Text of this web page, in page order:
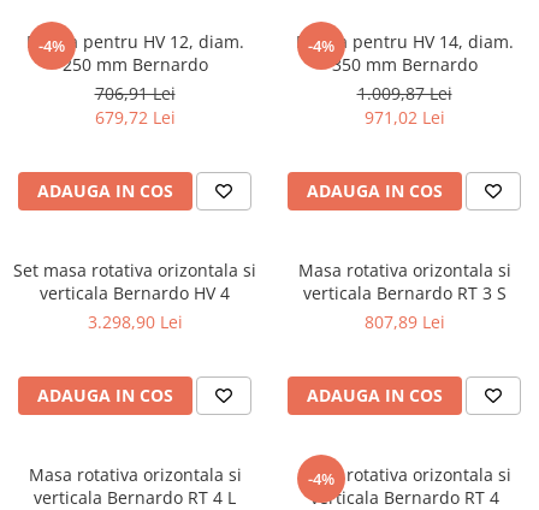
Exhaustor pentru aschii metal
Masini de gaurit cu talpa
magnetica
Lame de ferastrau cu varf din
carbura
Lame de ferăstrău cu acoperire
Panze de taiere metal pentru
ferastraie
Standuri pentru ferăstraie cu
bandă
Standuri pentru mașini de șlefuit
Unelte striere
-4%
Flansa pentru HV 12, diam.
250 mm Bernardo
706,91 Lei
679,72 Lei
ADAUGA IN COS
-4%
Flansa pentru HV 14, diam.
350 mm Bernardo
1.009,87 Lei
971,02 Lei
ADAUGA IN COS
Set masa rotativa orizontala si
verticala Bernardo HV 4
3.298,90 Lei
ADAUGA IN COS
Masa rotativa orizontala si
verticala Bernardo RT 3 S
807,89 Lei
ADAUGA IN COS
Masa rotativa orizontala si
verticala Bernardo RT 4 L
-4%
Masa rotativa orizontala si
verticala Bernardo RT 4